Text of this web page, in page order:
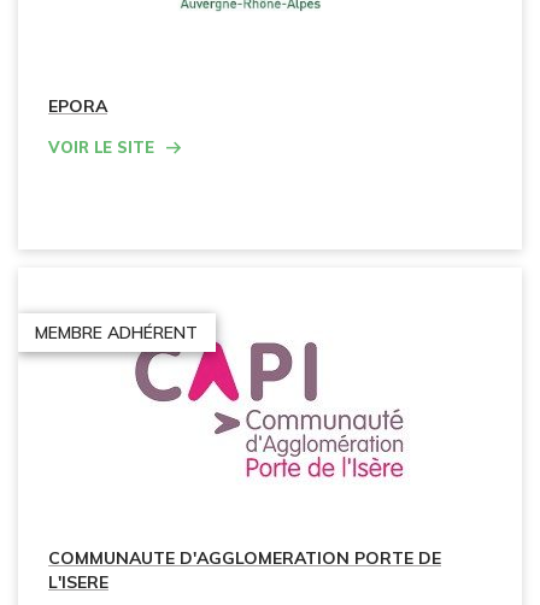
EPORA
Voir le site
MEMBRE ADHÉRENT
COMMUNAUTE D'AGGLOMERATION PORTE DE
L'ISERE